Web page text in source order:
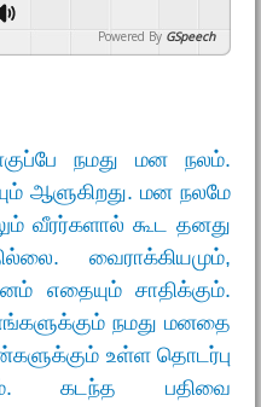
Powered By GSpeech
நமது மன நலம்.
ஆளுகிறது. மன நலமே
வீரர்களால் கூட தனது
வைராக்கியமும்,
எதையும் சாதிக்கும்.
நமது மனதை
உள்ள தொடர்பு
கடந்த பதிவை